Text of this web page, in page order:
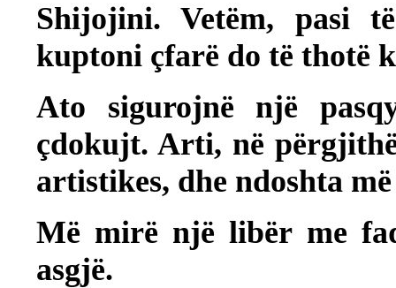
Shijojini. Vetëm, pasi
kuptoni çfarë do të thotë
Ato sigurojnë një
çdokujt. Arti, në
artistikes, dhe ndoshta
Më mirë një libër me
asgjë.